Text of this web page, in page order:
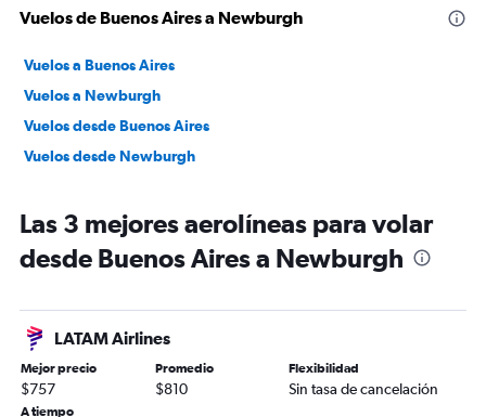
Vuelos de Buenos Aires a Newburgh
Vuelos a Buenos Aires
Vuelos a Newburgh
Vuelos desde Buenos Aires
Vuelos desde Newburgh
Las 3 mejores aerolíneas para volar
desde Buenos Aires a Newburgh
LATAM Airlines
Mejor precio
$757
Promedio
$810
Flexibilidad
Sin tasa de cancelación
A tiempo